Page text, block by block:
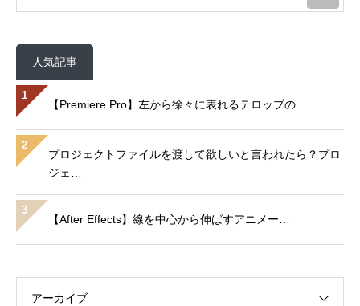
人気記事
1
【Premiere Pro】左から徐々に表れるテロップの…
2
プロジェクトファイルを渡して欲しいと言われたら？プロ
ジェ…
3
【After Effects】線を中心から伸ばすアニメー…
アーカイブ